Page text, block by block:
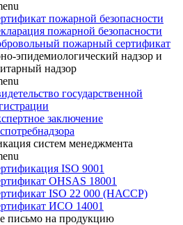
пожарной безопасности
пожарной безопасности
пожарный сертификат
эпидемиологический надзор и
надзор
государственной
заключение
систем менеджмента
ISO 9001
OHSAS 18001
ISO 22 000 (НАССР)
ИСО 14001
письмо на продукцию